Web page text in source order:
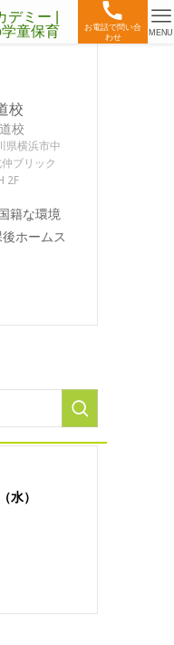
お電話で問い合
わせ
MENU
校
県横浜市中
ブリック
2F
籍な環境
ホームス
水）